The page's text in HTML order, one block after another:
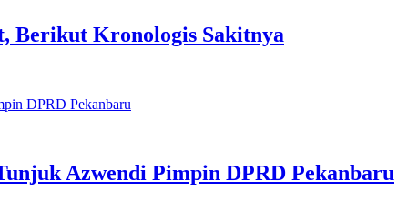
Berikut Kronologis Sakitnya
Azwendi Pimpin DPRD Pekanbaru